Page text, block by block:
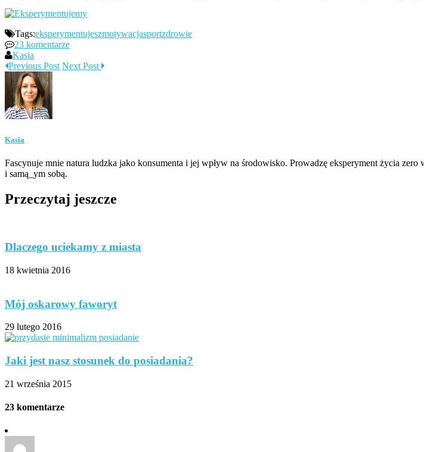
Tags:eksperymentujeszmotywacjasportzdrowie
23 komentarze
Kasia
Previous Post Next Post
Kasia
Fascynuje mnie natura ludzka jako konsumenta i jej wpływ na środowisko. Prowadzę eksperyment życia
i samą_ym sobą.
Przeczytaj jeszcze
Dlaczego uciekamy z miasta
18 kwietnia 2016
Mój oskarowy faworyt
29 lutego 2016
Jaki jest nasz stosunek do posiadania?
21 września 2015
23 komentarze